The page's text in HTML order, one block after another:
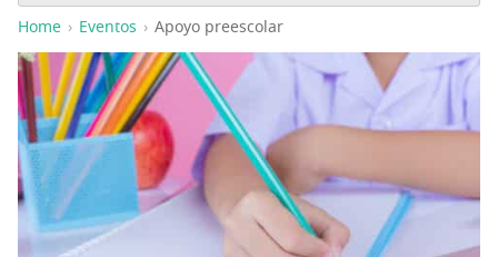
Home Eventos Apo­yo preescolar